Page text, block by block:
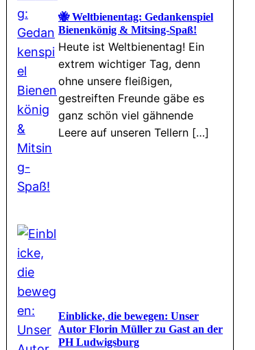
🐝 Weltbienentag: Gedankenspiel
Bienenkönig & Mitsing-Spaß!
Heute ist Weltbienentag! Ein
extrem wichtiger Tag, denn
ohne unsere fleißigen,
gestreiften Freunde gäbe es
ganz schön viel gähnende
Leere auf unseren Tellern […]
Einblicke, die bewegen: Unser
Autor Florin Müller zu Gast an der
PH Ludwigsburg